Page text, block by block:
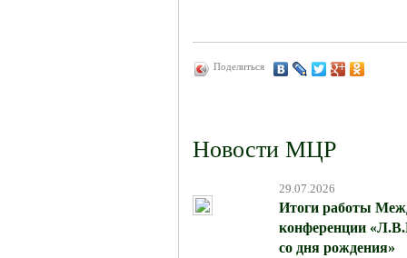
Поделиться
Новости МЦР
29.07.2026
Итоги работы
конференции
со дня рождения»